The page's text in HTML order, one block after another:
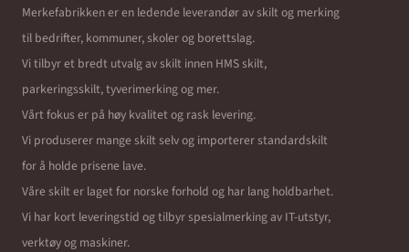
Merkefabrikken er en ledende leverandør av skilt og merking
til bedrifter, kommuner, skoler og borettslag.
Vi tilbyr et bredt utvalg av skilt innen HMS skilt,
parkeringsskilt, tyverimerking og mer.
Vårt fokus er på høy kvalitet og rask levering.
Vi produserer mange skilt selv og importerer standardskilt
for å holde prisene lave.
Våre skilt er laget for norske forhold og har lang holdbarhet.
Vi har kort leveringstid og tilbyr spesialmerking av IT-utstyr,
verktøy og maskiner.